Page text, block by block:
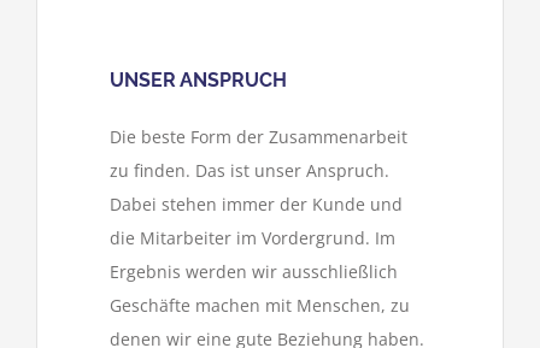
UNSER ANSPRUCH
Die beste Form der Zusammenarbeit
zu finden. Das ist unser Anspruch.
Dabei stehen immer der Kunde und
die Mitarbeiter im Vordergrund. Im
Ergebnis werden wir ausschließlich
Geschäfte machen mit Menschen, zu
denen wir eine gute Beziehung haben.